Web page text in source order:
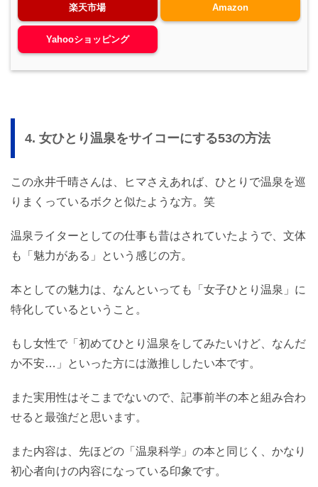
楽天市場 Amazon
Yahooショッピング
4. 女ひとり温泉をサイコーにする53の方法
この永井千晴さんは、ヒマさえあれば、ひとりで温泉を巡
りまくっているボクと似たような方。笑
温泉ライターとしての仕事も昔はされていたようで、文体
も「魅力がある」という感じの方。
本としての魅力は、なんといっても「女子ひとり温泉」に
特化しているということ。
もし女性で「初めてひとり温泉をしてみたいけど、なんだ
か不安…」といった方には激推ししたい本です。
また実用性はそこまでないので、記事前半の本と組み合わ
せると最強だと思います。
また内容は、先ほどの「温泉科学」の本と同じく、かなり
初心者向けの内容になっている印象です。